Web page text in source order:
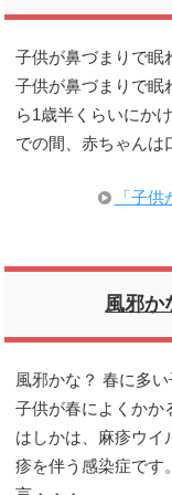
子供が鼻づまりで眠
子供が鼻づまりで眠
ら1歳半くらいにか
での間、赤ちゃんは
「子
風邪か
風邪かな？ 春に多
子供が春によくかか
はしかは、麻疹ウイ
疹を伴う感染症です